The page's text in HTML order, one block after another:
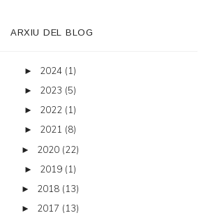
ARXIU DEL BLOG
► 2024 (1)
► 2023 (5)
► 2022 (1)
► 2021 (8)
► 2020 (22)
► 2019 (1)
► 2018 (13)
► 2017 (13)